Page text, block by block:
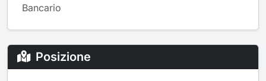
Bancario
Posizione